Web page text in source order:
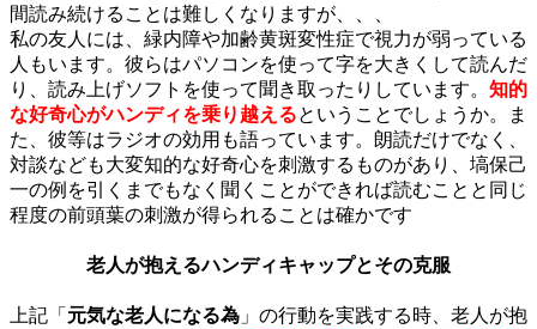
間読み続けることは難しくなりますが、、、
私の友人には、緑内障や加齢黄斑変性症で視力が弱っている
人もいます。彼らはパソコンを使って字を大きくして読んだ
り、読み上げソフトを使って聞き取ったりしています。 知的
な好奇心がハンディを乗り越えるということでしょうか。ま
た、彼等はラジオの効用も語っています。朗読だけでなく、
対談なども大変知的な好奇心を刺激するものがあり、塙保己
一の例を引くまでもなく聞くことができれば読むことと同じ
程度の前頭葉の刺激が得られることは確かです
老人が抱えるハンディキャップとその克服
上記「 元気な老人になる為 」の行動を実践する時、老人が抱